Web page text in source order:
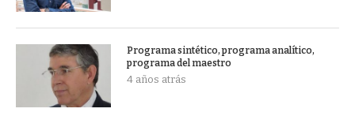
Programa sintético, programa analítico,
programa del maestro
4 años atrás